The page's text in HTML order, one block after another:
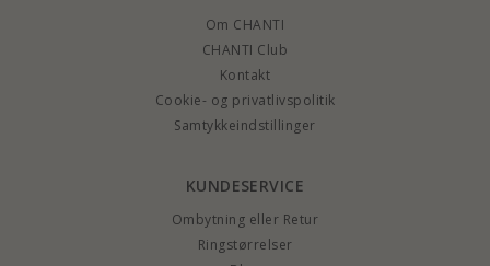
Om CHANTI
CHANTI Club
Kontakt
Cookie- og privatlivspolitik
Samtykkeindstillinger
KUNDESERVICE
Ombytning eller Retur
Ringstørrelser